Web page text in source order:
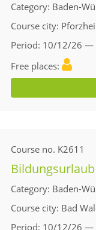
Category Baden-
Course city
Period 10/12/26 —
Free places
Course no. K2611
Category Baden-
Course city Bad
Period 10/12/26 —